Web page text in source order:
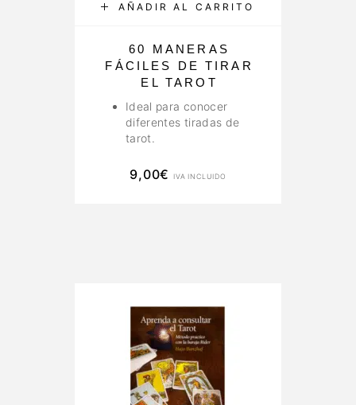
AÑADIR AL CARRITO
60 MANERAS
FÁCILES DE TIRAR
EL TAROT
Ideal para conocer
diferentes tiradas de
tarot.
9,00€ IVA INCLUIDO